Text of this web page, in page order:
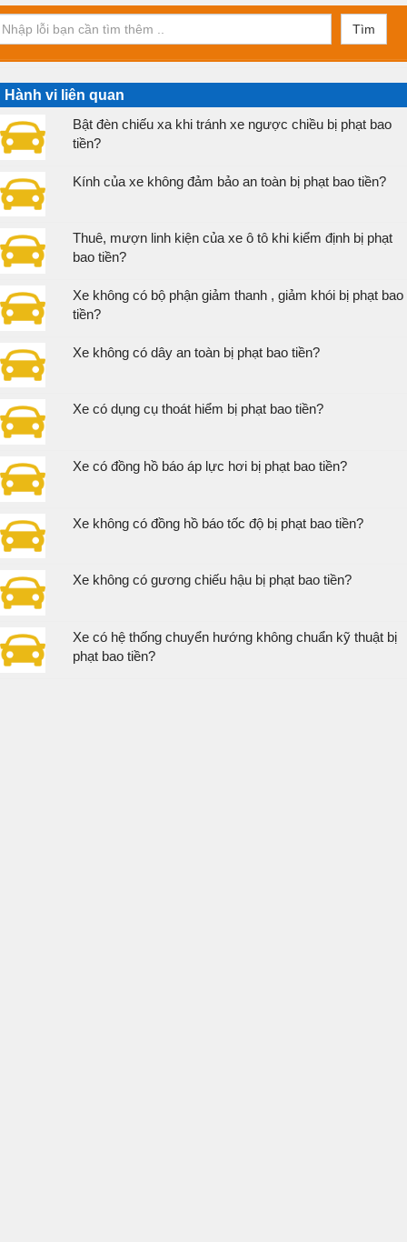
Tìm
Hành vi liên quan
Bật đèn chiếu xa khi tránh xe ngược chiều bị phạt bao
tiền?
Kính của xe không đảm bảo an toàn bị phạt bao tiền?
Thuê, mượn linh kiện của xe ô tô khi kiểm định bị phạt
bao tiền?
Xe không có bộ phận giảm thanh , giảm khói bị phạt bao
tiền?
Xe không có dây an toàn bị phạt bao tiền?
Xe có dụng cụ thoát hiểm bị phạt bao tiền?
Xe có đồng hồ báo áp lực hơi bị phạt bao tiền?
Xe không có đồng hồ báo tốc độ bị phạt bao tiền?
Xe không có gương chiếu hậu bị phạt bao tiền?
Xe có hệ thống chuyển hướng không chuẩn kỹ thuật bị
phạt bao tiền?